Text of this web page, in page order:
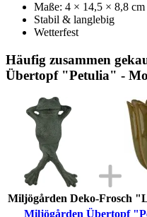
Maße: 4 × 14,5 × 8,8 cm
Stabil & langlebig
Wetterfest
Häufig zusammen
Übertopf "Petulia" -
Miljögården Deko-Frosch
Miljögården Übertopf